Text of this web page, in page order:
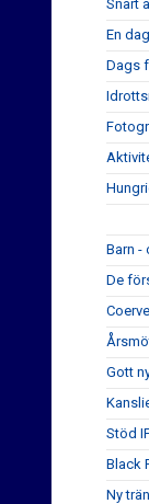
Snart
En
Dags
Barn -
De
Gott
Stöd
Black
Ny